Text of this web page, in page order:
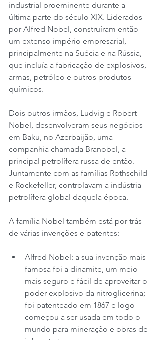
industrial proeminente durante a
última parte do século XIX. Liderados
por Alfred Nobel, construíram então
um extenso império empresarial,
principalmente na Suécia e na Rússia,
que incluía a fabricação de explosivos,
armas, petróleo e outros produtos
químicos.
Dois outros irmãos, Ludvig e Robert
Nobel, desenvolveram seus negócios
em Baku, no Azerbaijão, uma
companhia chamada Branobel, a
principal petrolífera russa de então.
Juntamente com as famílias Rothschild
e Rockefeller, controlavam a indústria
petrolífera global daquela época.
A família Nobel também está por trás
de várias invenções e patentes:
Alfred Nobel: a sua invenção mais
famosa foi a dinamite, um meio
mais seguro e fácil de aproveitar o
poder explosivo da nitroglicerina;
foi patenteado em 1867 e logo
começou a ser usada em todo o
mundo para mineração e obras de